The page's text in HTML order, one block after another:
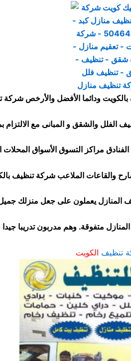
ودائما الأفضل والأرخص شركة
مراكز التسوق الأسواق المحلات
والقاعات الملاعب شركة تنظيف
المنازل يعملون على جعل منزلك
متفوقة. وهم مدربون تدريبا جيدا
تنظيف الكويت